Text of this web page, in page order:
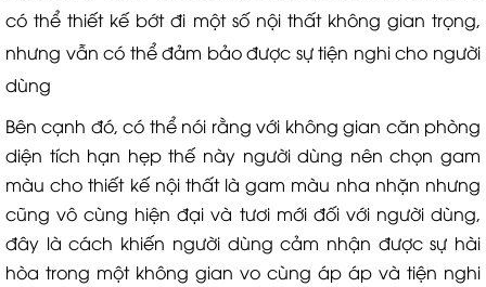
có thể thiết kế bớt đi một số nội thất không gian trọng,
nhưng vẫn có thể đảm bảo được sự tiện nghi cho người
dùng
Bên cạnh đó, có thể nói rằng với không gian căn phòng
diện tích hạn hẹp thế này người dùng nên chọn gam
màu cho thiết kế nội thất là gam màu nha nhặn nhưng
cũng vô cùng hiện đại và tươi mới đối với người dùng,
đây là cách khiến người dùng cảm nhận được sự hài
hòa trong một không gian vo cùng áp áp và tiện nghi